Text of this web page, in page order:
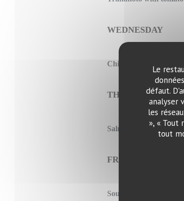
Le
défaut.
analyser
les
», « Tout
tout
WEDNESDAY
Chicken ragout with
THURSDAY
Salmon in herbs crust
FRIDAY
Soutzoukakia with rice